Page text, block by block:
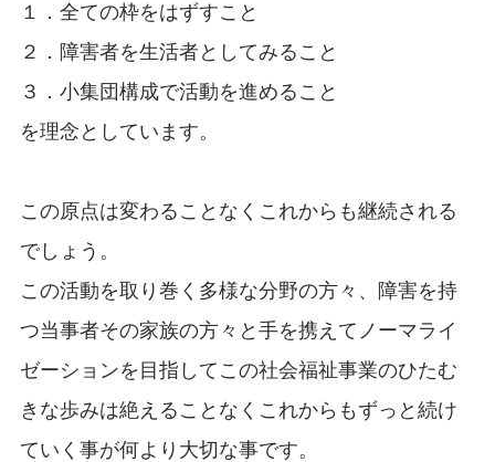
１．全ての枠をはずすこと
２．障害者を生活者としてみること
３．小集団構成で活動を進めること
を理念としています。
この原点は変わることなくこれからも継続される
でしょう。
この活動を取り巻く多様な分野の方々、障害を持
つ当事者その家族の方々と手を携えてノーマライ
ゼーションを目指してこの社会福祉事業のひたむ
きな歩みは絶えることなくこれからもずっと続け
ていく事が何より大切な事です。